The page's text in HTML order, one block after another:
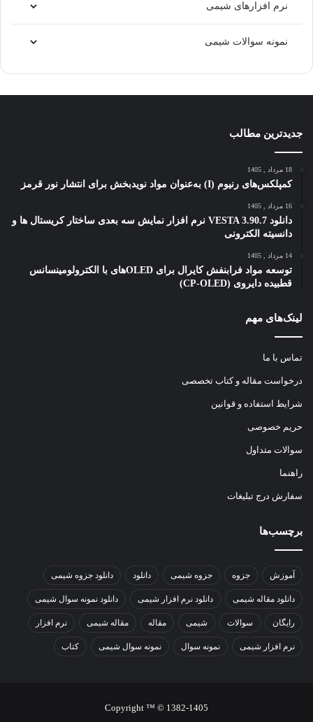
نرم افزارهای شیمی
نمونه سوالات شیمی
جدیدترین مطالب
18 مرداد , 1405
کمپلکس‌های رنیوم (I) به‌عنوان مواد نویدبخش برای انتشار نور قرمز
16 مرداد , 1405
دانلود VESTA 3.90.7 نرم افزار نمایش سه بعدی ساختار کریستال ها و
دانسیته الکترونی
14 مرداد , 1405
توسعه مواد فرابنفش کایرال برای OLEDهای با الکترولومینسانس
قطبیده دایروی (CP-OLED)
لینک‌های مهم
تماس با ما
درخواست مقاله و کتاب تخصصی
شرایط استفاده و قوانین
حریم خصوصی
سوالات متداول
راهنما
سفارش درج تبلیغات
برچسب‌ها
آموزش جزوه جزوه شیمی دانلود دانلود جزوه شیمی
دانلود مقاله شیمی دانلود نرم افزار شیمی دانلود نمونه سوال شیمی
رایگان سوالات شیمی مقاله مقاله شیمی نرم افزار
نرم افزار شیمی نمونه سوال نمونه سوال شیمی کتاب
Copyright ™ © 1382-1405